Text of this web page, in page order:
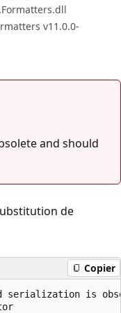
v11.0.0-
and should
de
Copier
serialization is